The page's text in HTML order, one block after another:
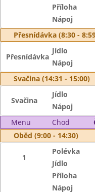
Příloha
Nápoj
Přesnídávka (8:30 -
Přesnídávka
Jídlo
Nápoj
Svačina (14:31 - 15:00)
Svačina
Jídlo
Nápoj
Menu
Chod
Oběd (9:00 - 14:30)
1
Polévka
Jídlo
Příloha
Nápoj